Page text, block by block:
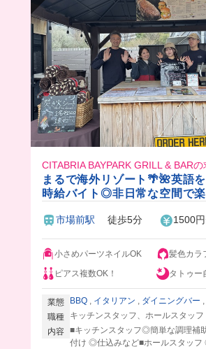
CITABRIA BAYPARK GRILL & BAR
まるで海外リゾート🌴🌺英語
時給バイト◎非日常な空間で
タイル♪
市場前駅 徒歩5分 1500
小さめパーツネイルOK
髪色カラ
ピアス複数OK！
タトゥー
業態 BBQ , イタリアン , ダイニングバー ,
職種
キッチンスタッフ、ホールスタッフ
内容 ■キッチンスタッフ◎簡単な調理補
付け ◎仕込みなど■ホールスタッ